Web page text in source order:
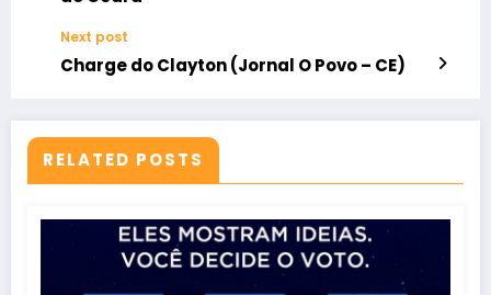
Next post
Charge do Clayton (Jornal O Povo – CE)
RELATED POSTS